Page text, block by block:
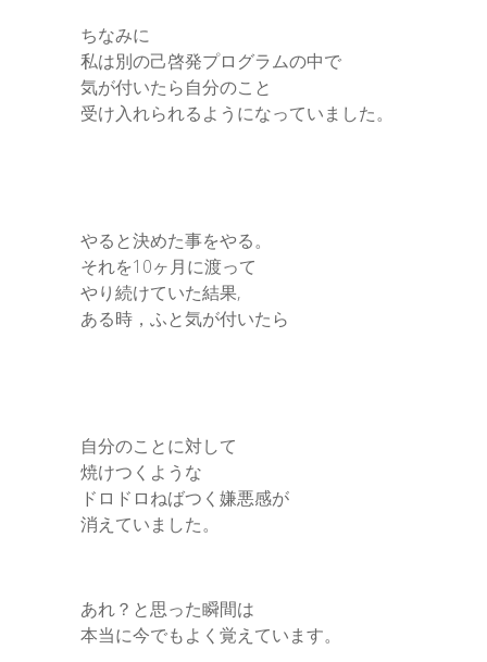
ちなみに
私は別の己啓発プログラムの中で
気が付いたら自分のこと
受け入れられるようになっていました。
やると決めた事をやる。
それを10ヶ月に渡って
やり続けていた結果,
ある時，ふと気が付いたら
自分のことに対して
焼けつくような
ドロドロねばつく嫌悪感が
消えていました。
あれ？と思った瞬間は
本当に今でもよく覚えています。